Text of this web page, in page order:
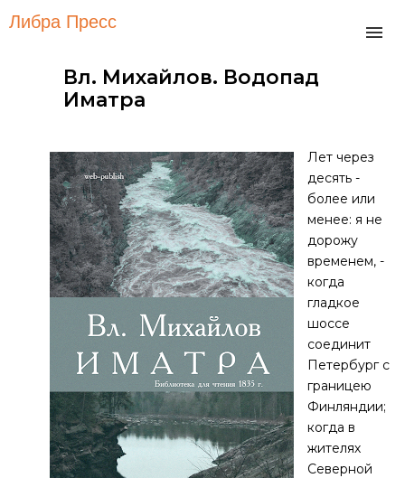
Либра Пресс
Вл. Михайлов. Водопад
Иматра
Лет через
десять -
более или
менее: я не
дорожу
временем, -
когда
гладкое
шоссе
соединит
Петербург с
границею
Финляндии;
когда в
жителях
Северной